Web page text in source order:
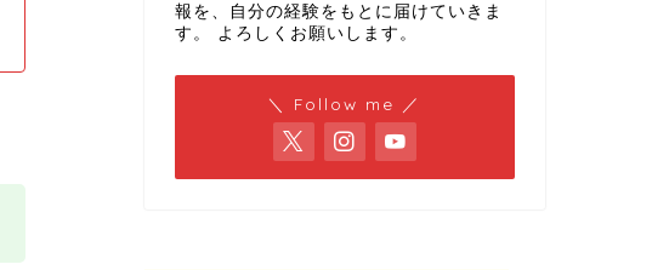
報を、自分の経験をもとに届けていきま
す。 よろしくお願いします。
＼ Follow me ／